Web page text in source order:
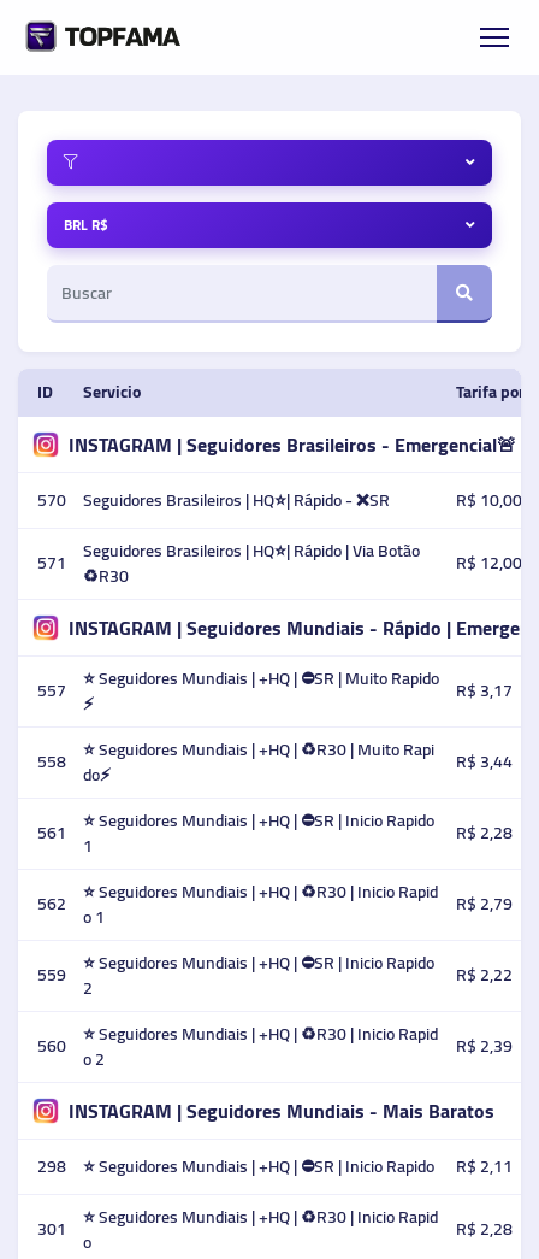
BRL R$
ID Servicio Tarifa por
INSTAGRAM | Seguidores Brasileiros - Emergencial🚨
570 Seguidores Brasileiros | HQ⭐️| Rápido - ❌SR
R$ 10,00
571
Seguidores Brasileiros | HQ⭐️| Rápido | Via Botão
♻️R30
R$ 12,00
INSTAGRAM | Seguidores Mundiais - Rápido |
557 ⭐ Seguidores Mundiais | +HQ | ⛔SR | Muito Rapido
⚡️
R$ 3,17
558 ⭐ Seguidores Mundiais | +HQ | ♻️R30 | Muito Rapi
do⚡️
R$ 3,44
561
⭐ Seguidores Mundiais | +HQ | ⛔SR | Inicio Rapido
1
R$ 2,28
562 ⭐ Seguidores Mundiais | +HQ | ♻️R30 | Inicio Rapid
o 1
R$ 2,79
559 ⭐ Seguidores Mundiais | +HQ | ⛔SR | Inicio Rapido
2
R$ 2,22
560 ⭐ Seguidores Mundiais | +HQ | ♻️R30 | Inicio Rapid
o 2
R$ 2,39
INSTAGRAM | Seguidores Mundiais - Mais Baratos
298 ⭐ Seguidores Mundiais | +HQ | ⛔SR | Inicio Rapido
R$ 2,11
301
⭐ Seguidores Mundiais | +HQ | ♻️R30 | Inicio Rapid
o
R$ 2,28